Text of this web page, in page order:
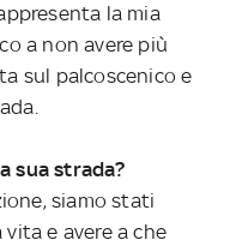
la mia
a non avere più
sul palcoscenico e
sua strada?
siamo stati
e avere a che